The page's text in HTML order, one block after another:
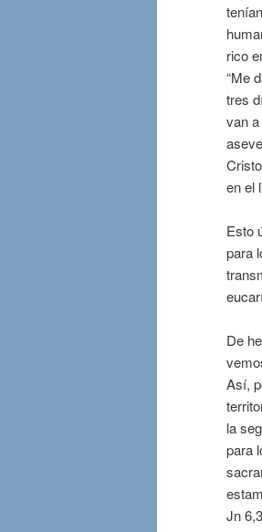
rico
“Me
tres
van
en el
Esto
para
De
Así,
la
para
Jn